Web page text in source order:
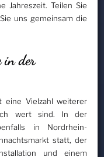
Jahreszeit. Teilen Sie
uns gemeinsam die
in der
eine Vielzahl weiterer
wert sind. In der
in Nordrhein-
statt, der
und einem